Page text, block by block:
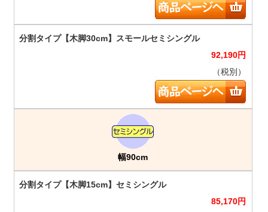
92,190円
（税別）
幅90cm
85,170円